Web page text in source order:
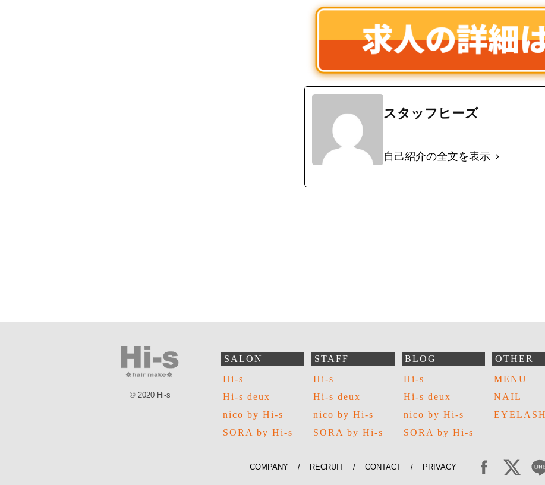
スタッフヒーズ
自己紹介の全文を表示
© 2020 Hi-s
SALON
Hi-s
Hi-s deux
nico by Hi-s
SORA by Hi-s
STAFF
Hi-s
Hi-s deux
nico by Hi-s
SORA by Hi-s
BLOG
Hi-s
Hi-s deux
nico by Hi-s
SORA by Hi-s
OTHER
MENU
NAIL
EYELASH
COMPANY/ RECRUIT/ CONTACT/ PRIVACY